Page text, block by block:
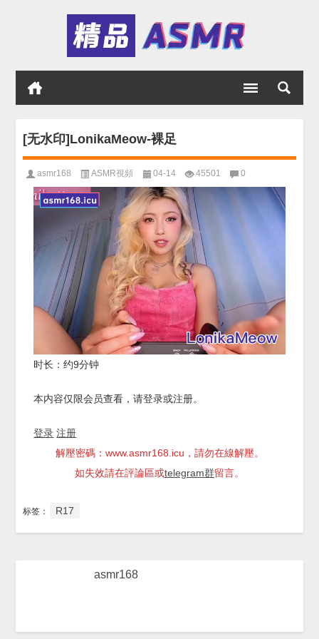
[无水印]LonikaMeow-裸足
asmr168 ASMR視頻 04-14 45501 0
时长：约9分钟
本内容仅限会员查看，请登录或注册。
登录 注册
解壓密碼：www.asmr168.icu，請勿在線解壓。
如失效請在評論區或telegram群留言。
标签： R17
asmr168